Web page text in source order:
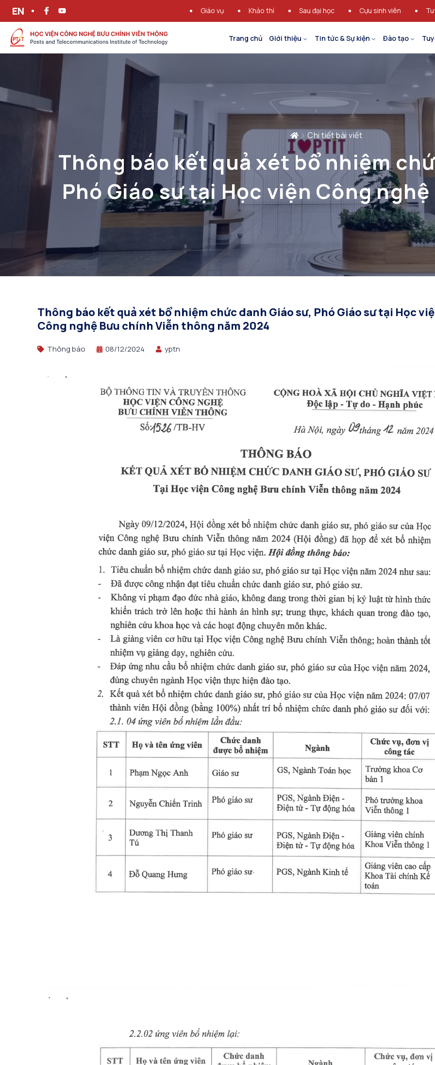
EN Giáo vụ Khảo thí Sau đại học Cựu sinh viên
Trang chủ Giới thiệu Tin tức & Sự kiện Đào tạo
Chi tiết bài viết
Thông báo kết quả xét bổ nhiệm
Phó Giáo sư tại Học viện Công
thông năm 2024
Thông báo kết quả xét bổ nhiệm chức danh Giáo sư, Phó Giáo sư tại Học
Công nghệ Bưu chính Viễn thông năm 2024
Thông báo 08/12/2024 yptn